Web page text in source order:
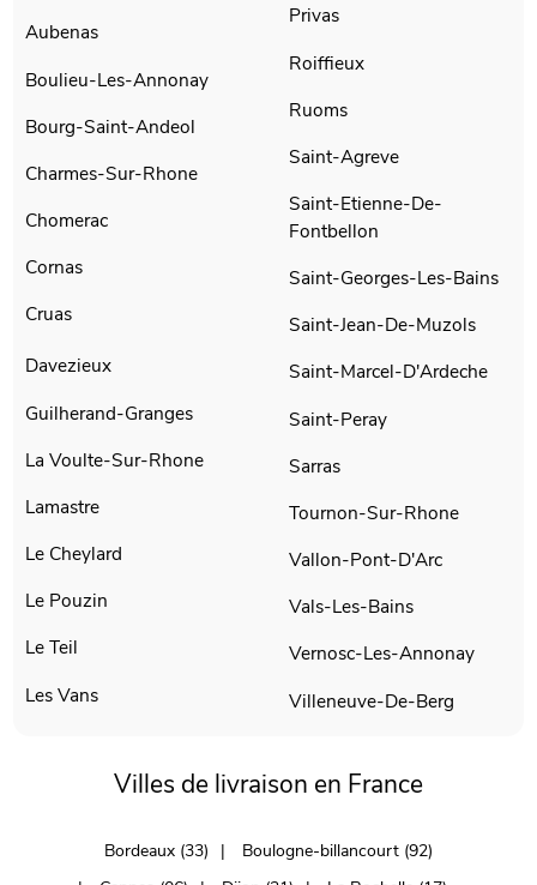
Aubenas
Boulieu-Les-Annonay
Bourg-Saint-Andeol
Charmes-Sur-Rhone
Chomerac
Cornas
Cruas
Davezieux
Guilherand-Granges
La Voulte-Sur-Rhone
Lamastre
Le Cheylard
Le Pouzin
Le Teil
Les Vans
Privas
Roiffieux
Ruoms
Saint-Agreve
Saint-Etienne-De-
Fontbellon
Saint-Georges-Les-Bains
Saint-Jean-De-Muzols
Saint-Marcel-D'Ardeche
Saint-Peray
Sarras
Tournon-Sur-Rhone
Vallon-Pont-D'Arc
Vals-Les-Bains
Vernosc-Les-Annonay
Villeneuve-De-Berg
Villes de livraison en France
Bordeaux (33)
Boulogne-billancourt (92)